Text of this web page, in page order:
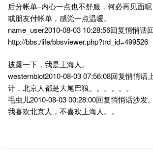
后分帐单–内心一点也不舒服，何必再见面
或朋友付帐单，感觉一点温暖。
name_user2010-08-03 10:28:56回复悄悄话
http://bbs./life/bbsviewer.php?trd_id=499526
披露一下，我是上海人。
westernblot2010-08-03 07:56:08回复悄悄话
计，北京人都是大尾巴狼。。。。。。
毛虫儿2010-08-03 00:28:00回复悄悄话沙发
我喜欢北京人，不喜欢上海人。。